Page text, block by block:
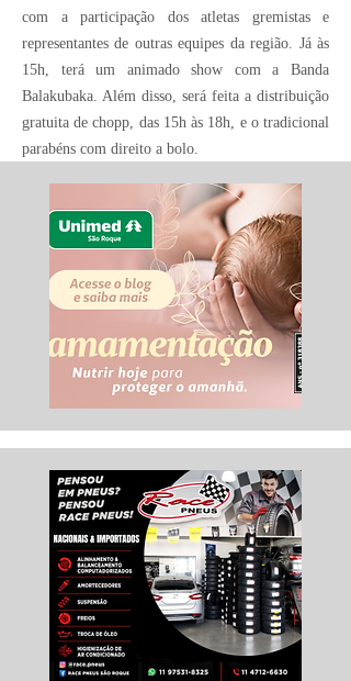
com a participação dos atletas gremistas e
representantes de outras equipes da região. Já às
15h, terá um animado show com a Banda
Balakubaka. Além disso, será feita a distribuição
gratuita de chopp, das 15h às 18h, e o tradicional
parabéns com direito a bolo.